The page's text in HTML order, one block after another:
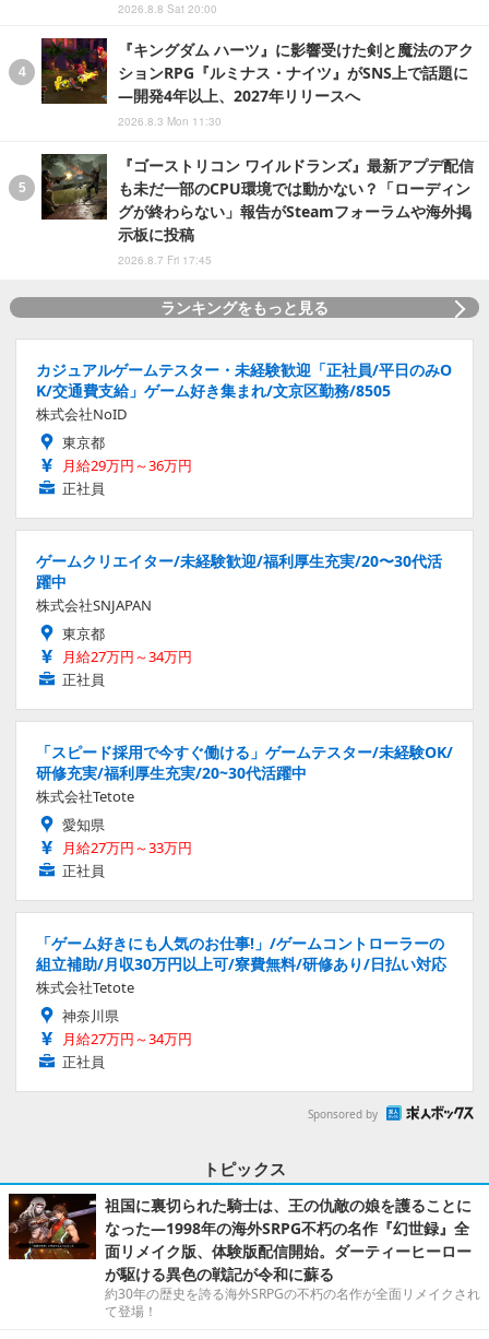
2026.8.8 Sat 20:00
『キングダム ハーツ』に影響受けた剣と魔法のアク
ションRPG『ルミナス・ナイツ』がSNS上で話題に
―開発4年以上、2027年リリースへ
2026.8.3 Mon 11:30
『ゴーストリコン ワイルドランズ』最新アプデ配信
も未だ一部のCPU環境では動かない？「ローディン
グが終わらない」報告がSteamフォーラムや海外掲
示板に投稿
2026.8.7 Fri 17:45
ランキングをもっと見る
カジュアルゲームテスター・未経験歓迎「正社員/平日のみO
K/交通費支給」ゲーム好き集まれ/文京区勤務/8505
株式会社NoID
東京都
月給29万円～36万円
正社員
ゲームクリエイター/未経験歓迎/福利厚生充実/20〜30代活
躍中
株式会社SNJAPAN
東京都
月給27万円～34万円
正社員
「スピード採用で今すぐ働ける」ゲームテスター/未経験OK/
研修充実/福利厚生充実/20~30代活躍中
株式会社Tetote
愛知県
月給27万円～33万円
正社員
「ゲーム好きにも人気のお仕事!」/ゲームコントローラーの
組立補助/月収30万円以上可/寮費無料/研修あり/日払い対応
株式会社Tetote
神奈川県
月給27万円～34万円
正社員
Sponsored by
トピックス
祖国に裏切られた騎士は、王の仇敵の娘を護ることに
なった―1998年の海外SRPG不朽の名作『幻世録』全
面リメイク版、体験版配信開始。ダーティーヒーロー
が駆ける異色の戦記が令和に蘇る
約30年の歴史を誇る海外SRPGの不朽の名作が全面リメイクされ
て登場！